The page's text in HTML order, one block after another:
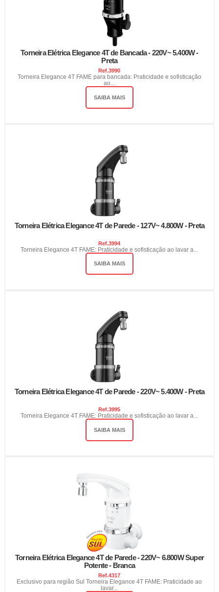
Torneira Elétrica Elegance 4T de Bancada - 220V~ 5.400W -
Preta
Ref.3990
Torneira Elegance 4T FAME para bancada: Praticidade e sofisticação
ao...
SAIBA MAIS
Torneira Elétrica Elegance 4T de Parede - 127V~ 4.800W - Preta
Ref.3994
Torneira Elegance 4T FAME: Praticidade e sofisticação ao lavar a...
SAIBA MAIS
Torneira Elétrica Elegance 4T de Parede - 220V~ 5.400W - Preta
Ref.3995
Torneira Elegance 4T FAME: Praticidade e sofisticação ao lavar a...
SAIBA MAIS
Torneira Elétrica Elegance 4T de Parede - 220V~ 6.800W Super
Potente - Branca
Ref.4317
Exclusivo para região Sul Torneira Elegance 4T FAME: Praticidade ao
lavar...